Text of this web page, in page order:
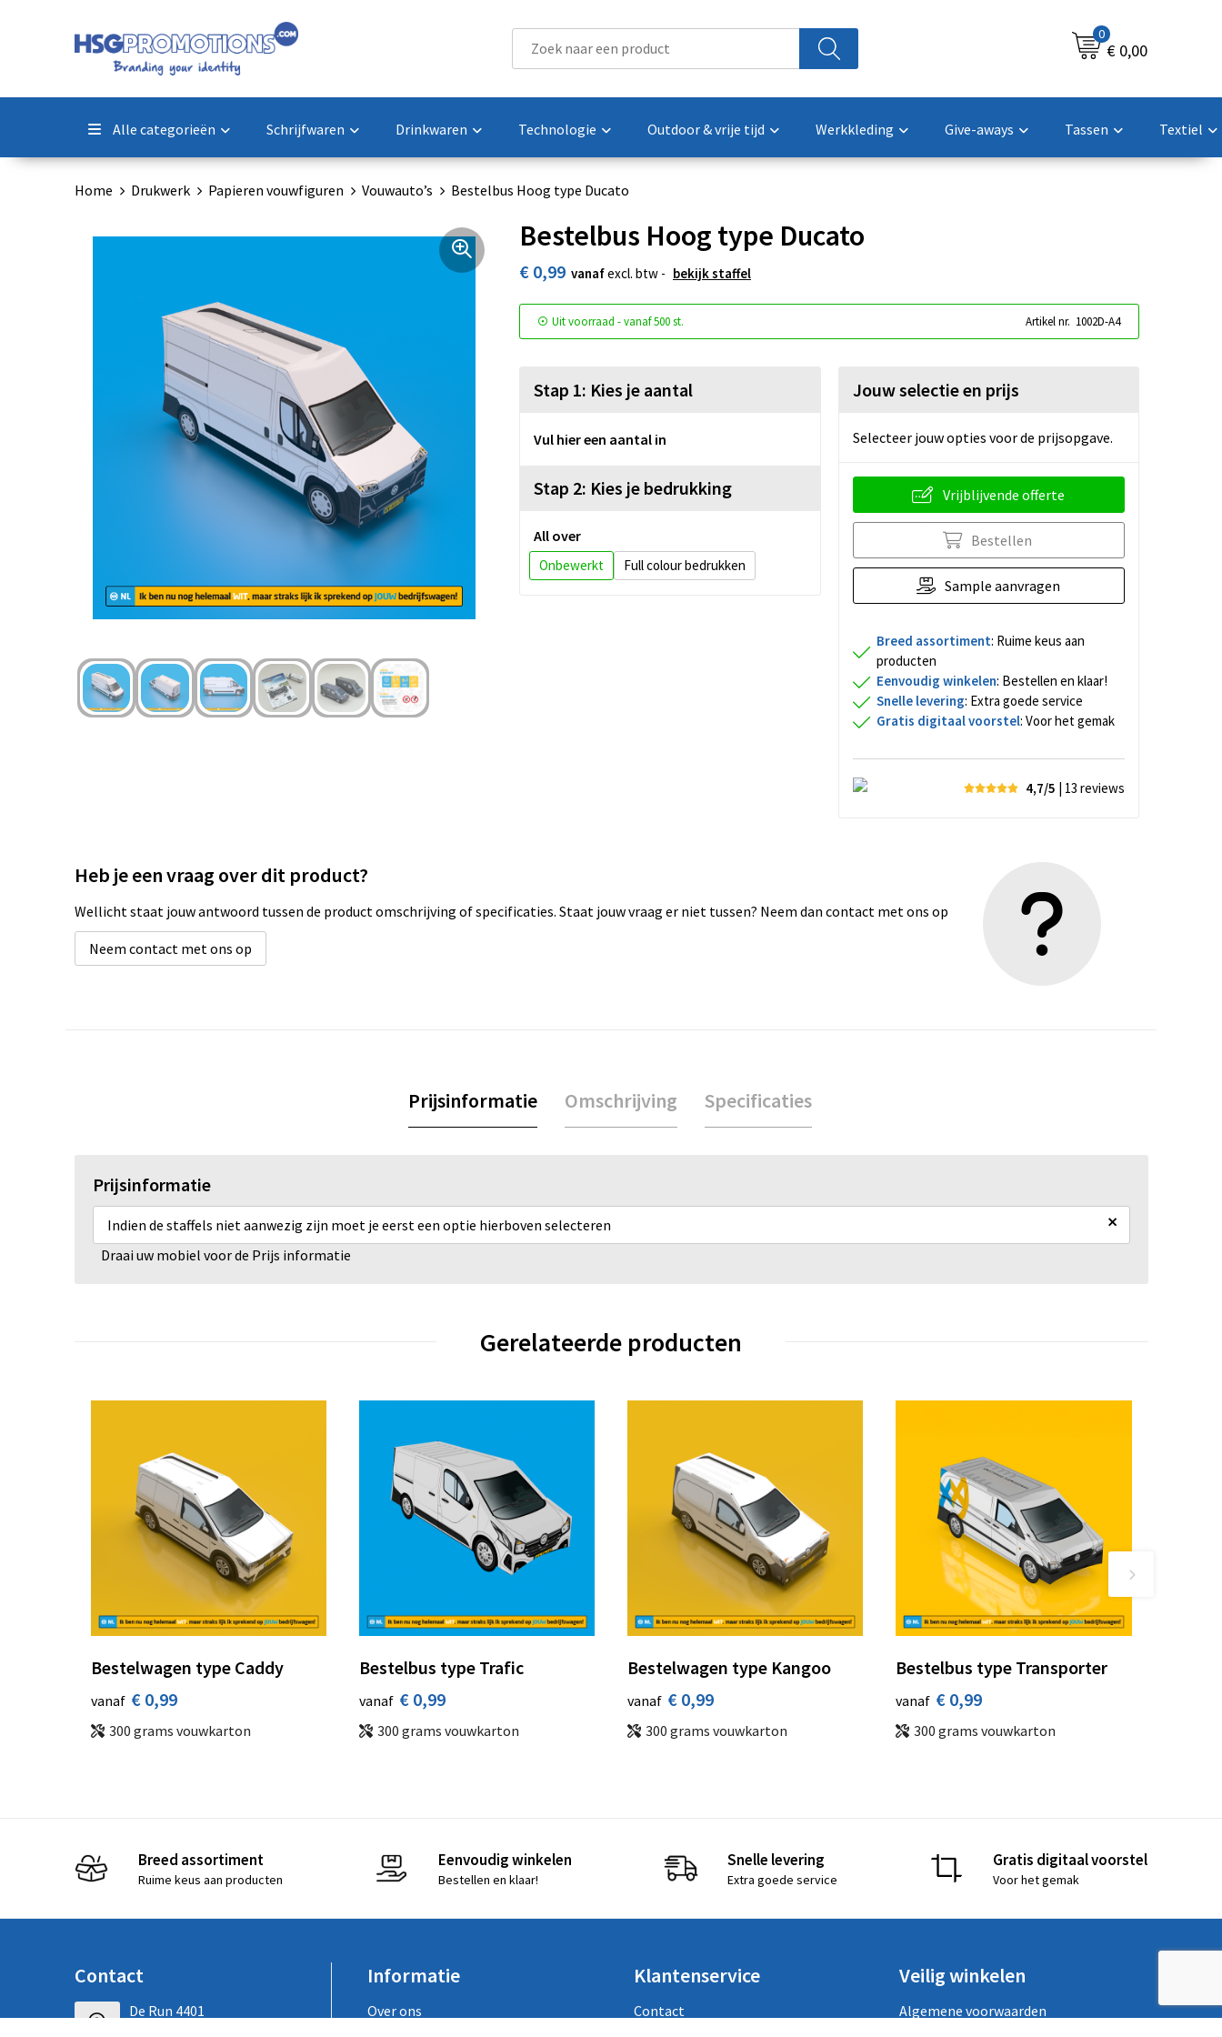
0
€ 0,00
Alle categorieën Schrijfwaren Drinkwaren Technologie Outdoor & vrije tijd Werkkleding Give-aways Tassen Textiel
Home Drukwerk Papieren vouwfiguren Vouwauto’s Bestelbus Hoog type Ducato
Bestelbus Hoog type Ducato
€ 0,99 vanafexcl. btw - bekijk staffel
Uit voorraad -vanaf500 st. Artikel nr. 1002D-A4
Stap 1: Kies je aantal
Vul hier een aantal in
Stap 2: Kies je bedrukking
All over
Onbewerkt Full colour
Jouw selectie en prijs
Selecteer jouw opties voor de prijsopgave.
Vrijblijvende offerte
Bestellen
Sample aanvragen
Breed assortiment: Ruime keus aan
producten
Eenvoudig winkelen: Bestellen en klaar!
Snelle levering: Extra goede service
Gratis digitaal voorstel: Voor het gemak
4,7/5 | 13 reviews
Heb je een vraag over dit product?
Wellicht staat jouw antwoord tussen de product omschrijving of specificaties. Staat jouw vraag er niet tussen? Neem dan contact met ons op
Neem contact met ons op
Prijsinformatie Omschrijving Specificaties
Prijsinformatie
Indien de staffels niet aanwezig zijn moet je eerst een optie hierboven selecteren ×
Draai uw mobiel voor de Prijs informatie
Gerelateerde producten
Bestelwagen type Caddy
vanaf € 0,99
300 grams vouwkarton
Bestelbus type Trafic
vanaf € 0,99
300 grams vouwkarton
Bestelwagen type Kangoo
vanaf € 0,99
300 grams vouwkarton
Bestelbus type Transporter
vanaf € 0,99
300 grams vouwkarton
Breed assortiment
Ruime keus aan producten
Eenvoudig winkelen
Bestellen en klaar!
Snelle levering
Extra goede service
Gratis digitaal voorstel
Voor het gemak
Contact
De Run 4401
Informatie
Over ons
Klantenservice
Contact
Veilig winkelen
Algemene voorwaarden